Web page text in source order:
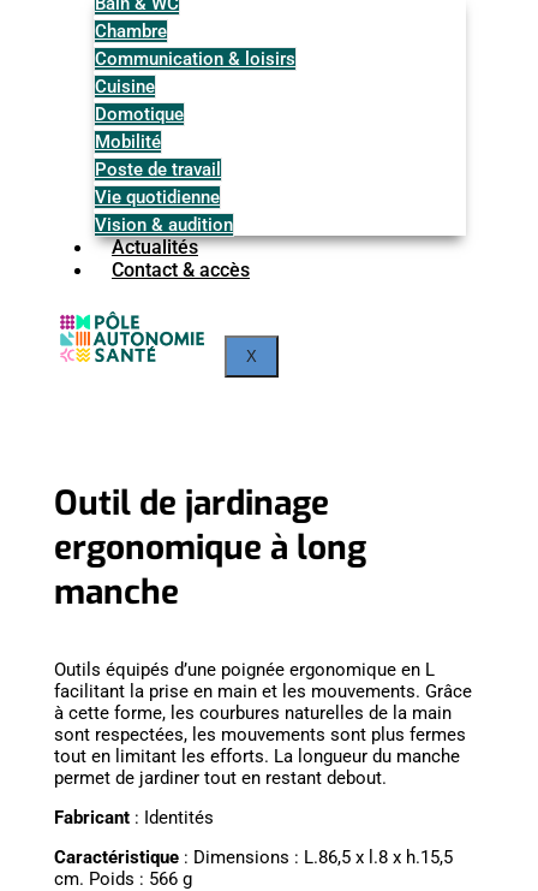
Chambre
Communication & loisirs
Cuisine
Domotique
Mobilité
Poste de travail
Vie quotidienne
Vision & audition
Actualités
Contact & accès
X
Outil de jardinage
ergonomique à long
manche
Outils équipés d’une poignée ergonomique en L
facilitant la prise en main et les mouvements. Grâce
à cette forme, les courbures naturelles de la main
sont respectées, les mouvements sont plus fermes
tout en limitant les efforts. La longueur du manche
permet de jardiner tout en restant debout.
Fabricant : Identités
Caractéristique : Dimensions : L.86,5 x l.8 x h.15,5
cm. Poids : 566 g